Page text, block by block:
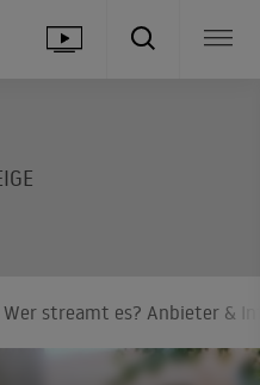
Wer streamt es? Anbieter &